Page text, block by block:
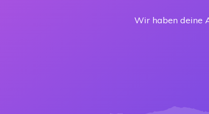
Wir haben deine